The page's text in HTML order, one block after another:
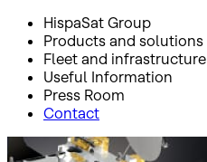
HispaSat Group
Products and solutions
Fleet and infrastructure
Useful Information
Press Room
Contact
Inicio Press Room